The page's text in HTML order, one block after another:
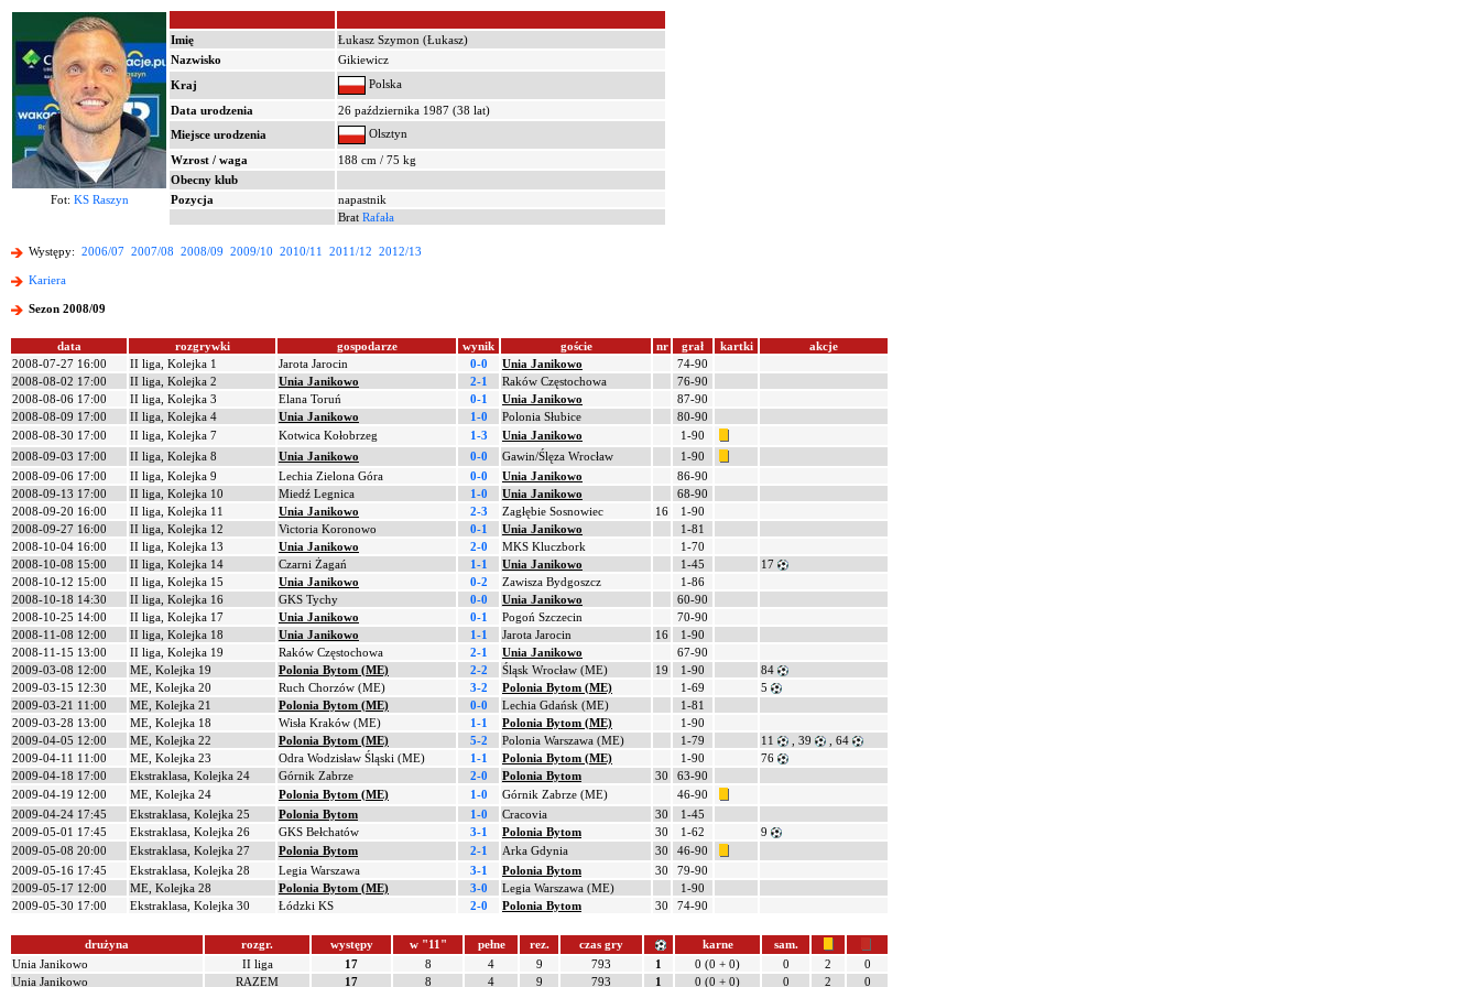
Imię
Łukasz Szymon (Łukasz)
Nazwisko
Gikiewicz
Kraj
Polska
Data urodzenia
26 października 1987 (38 lat)
Miejsce urodzenia
Olsztyn
Wzrost / waga
188 cm / 75 kg
Obecny klub
Fot: KS Raszyn Pozycja
napastnik
Brat Rafała
Występy: 2006/07 2007/08 2008/09 2009/10 2010/11 2011/12 2012/13
Kariera
Sezon 2008/09
data rozgrywki gospodarze wynik goście nr grał kartki
akcje
2008-07-27 16:00
II liga, Kolejka 1 Jarota Jarocin 0-0 Unia Janikowo
74-90
2008-08-02 17:00
II liga, Kolejka 2 Unia Janikowo 2-1 Raków Częstochowa
76-90
2008-08-06 17:00
II liga, Kolejka 3 Elana Toruń 0-1 Unia Janikowo
87-90
2008-08-09 17:00
II liga, Kolejka 4 Unia Janikowo 1-0 Polonia Słubice
80-90
2008-08-30 17:00
II liga, Kolejka 7 Kotwica Kołobrzeg 1-3 Unia Janikowo
1-90
2008-09-03 17:00
II liga, Kolejka 8 Unia Janikowo 0-0 Gawin/Ślęza Wrocław
1-90
2008-09-06 17:00
II liga, Kolejka 9 Lechia Zielona Góra 0-0 Unia Janikowo
86-90
2008-09-13 17:00
II liga, Kolejka 10 Miedź Legnica 1-0 Unia Janikowo
68-90
2008-09-20 16:00
II liga, Kolejka 11 Unia Janikowo 2-3 Zagłębie Sosnowiec 16
1-90
2008-09-27 16:00
II liga, Kolejka 12 Victoria Koronowo 0-1 Unia Janikowo
1-81
2008-10-04 16:00
II liga, Kolejka 13 Unia Janikowo 2-0 MKS Kluczbork
1-70
2008-10-08 15:00
II liga, Kolejka 14 Czarni Żagań 1-1 Unia Janikowo 1-45
17
2008-10-12 15:00
II liga, Kolejka 15 Unia Janikowo 0-2 Zawisza Bydgoszcz
1-86
2008-10-18 14:30
II liga, Kolejka 16 GKS Tychy 0-0 Unia Janikowo
60-90
2008-10-25 14:00
II liga, Kolejka 17 Unia Janikowo 0-1 Pogoń Szczecin
70-90
2008-11-08 12:00
II liga, Kolejka 18 Unia Janikowo 1-1 Jarota Jarocin 16
1-90
2008-11-15 13:00
II liga, Kolejka 19 Raków Częstochowa 2-1 Unia Janikowo
67-90
2009-03-08 12:00
ME, Kolejka 19 Polonia Bytom (ME) 2-2 Śląsk Wrocław (ME) 19 1-90
84
2009-03-15 12:30
ME, Kolejka 20 Ruch Chorzów (ME) 3-2 Polonia Bytom (ME) 1-69
5
2009-03-21 11:00
ME, Kolejka 21 Polonia Bytom (ME) 0-0 Lechia Gdańsk (ME)
1-81
2009-03-28 13:00
ME, Kolejka 18 Wisła Kraków (ME) 1-1 Polonia Bytom (ME)
1-90
2009-04-05 12:00
ME, Kolejka 22 Polonia Bytom (ME) 5-2 Polonia Warszawa (ME) 1-79 11 , 39
, 64
2009-04-11 11:00
ME, Kolejka 23 Odra Wodzisław Śląski (ME) 1-1 Polonia Bytom (ME) 1-90
76
2009-04-18 17:00
Ekstraklasa, Kolejka 24 Górnik Zabrze 2-0 Polonia Bytom 30
63-90
2009-04-19 12:00
ME, Kolejka 24 Polonia Bytom (ME) 1-0 Górnik Zabrze (ME)
46-90
2009-04-24 17:45
Ekstraklasa, Kolejka 25 Polonia Bytom 1-0 Cracovia 30
1-45
2009-05-01 17:45
Ekstraklasa, Kolejka 26 GKS Bełchatów 3-1 Polonia Bytom 30 1-62
9
2009-05-08 20:00
Ekstraklasa, Kolejka 27 Polonia Bytom 2-1 Arka Gdynia 30
46-90
2009-05-16 17:45
Ekstraklasa, Kolejka 28 Legia Warszawa 3-1 Polonia Bytom 30
79-90
2009-05-17 12:00
ME, Kolejka 28 Polonia Bytom (ME) 3-0 Legia Warszawa (ME)
1-90
2009-05-30 17:00
Ekstraklasa, Kolejka 30 Łódzki KS 2-0 Polonia Bytom 30 74-90
drużyna rozgr. występy w "11" pełne rez. czas gry karne
sam.
Unia Janikowo
II liga 17 8 4 9 793 1 0 (0 + 0) 0 2
0
Unia Janikowo
RAZEM 17 8 4 9 793 1 0 (0 + 0) 0 2 0